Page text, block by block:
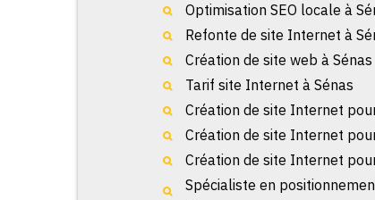
Optimisation SEO locale à
Refonte de site Internet à
Création de site web à Sénas
Tarif site Internet à Sénas
Création de site Internet
Création de site Internet
Création de site Internet
Spécialiste en